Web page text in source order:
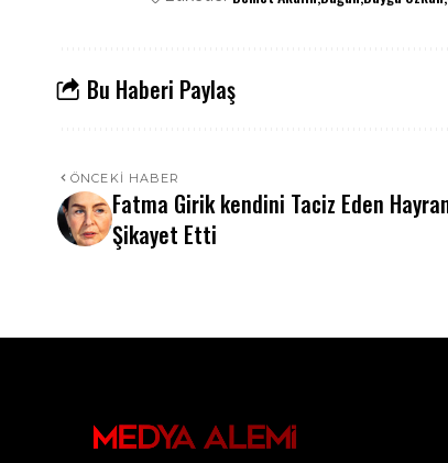
Bu Haberi Paylaş
ÖNCEKI HABER
Fatma Girik kendini Taciz Eden
Şikayet Etti